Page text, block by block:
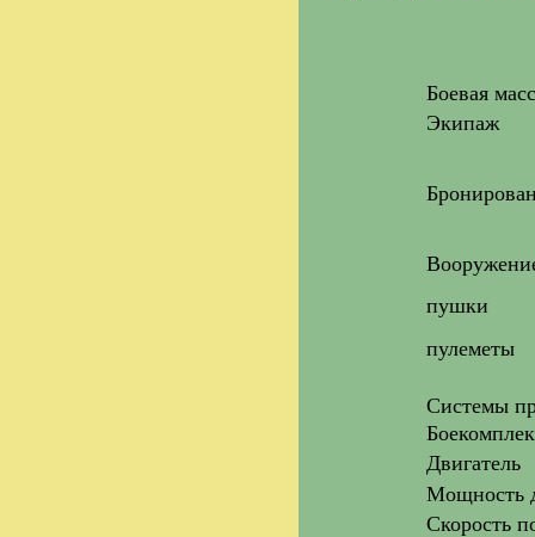
Боевая
Экипаж
пушки
пулеметы
Системы
Двигатель
Мощность
Скорость